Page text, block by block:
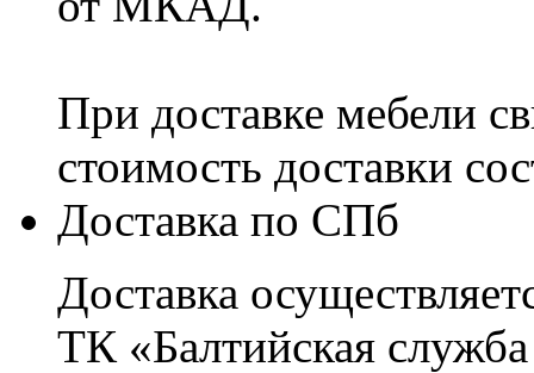
При доставке мебели
стоимость доставки
Доставка по СПб
Доставка
ТК «Балтийская